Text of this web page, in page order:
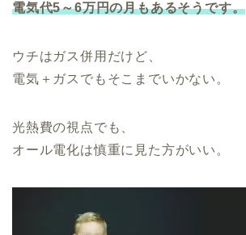
電気代5～6万円の月もあるそうです。
ウチはガス併用だけど、
電気＋ガスでもそこまでいかない。
光熱費の視点でも、
オール電化は慎重に見た方がいい。